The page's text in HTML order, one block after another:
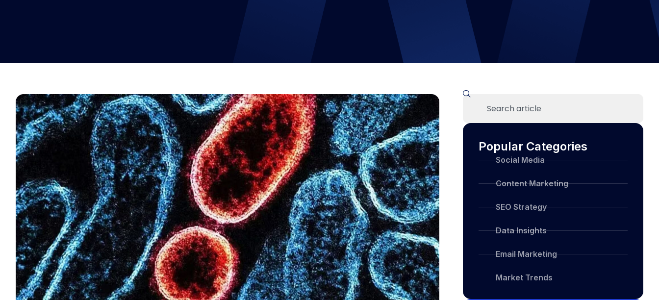
Popular Categories
Social Media
Content Marketing
SEO Strategy
Data Insights
Email Marketing
Market Trends